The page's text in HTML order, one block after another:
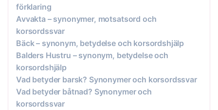
förklaring
Avvakta – synonymer, motsatsord och
korsordssvar
Bäck – synonym, betydelse och korsordshjälp
Balders Hustru – synonym, betydelse och
korsordshjälp
Vad betyder barsk? Synonymer och korsordssvar
Vad betyder båtnad? Synonymer och
korsordssvar